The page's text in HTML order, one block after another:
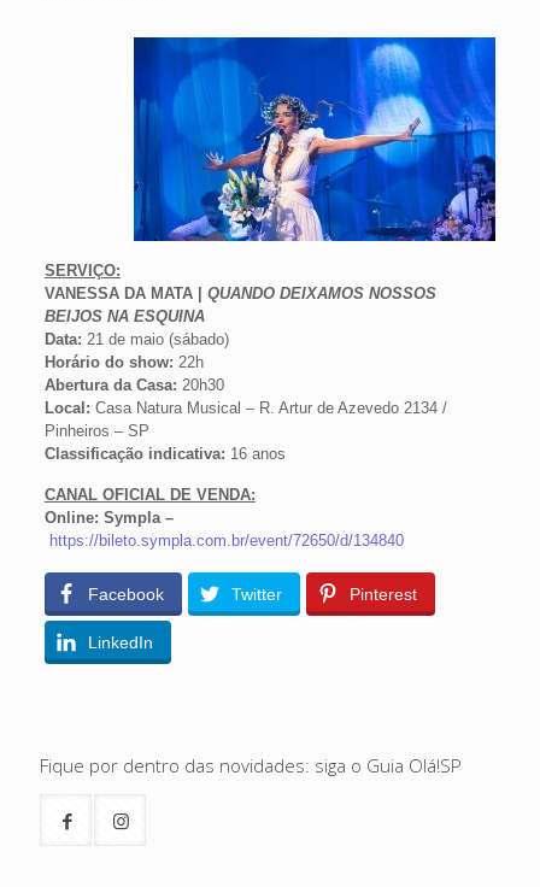
SERVIÇO:
VANESSA DA MATA | QUANDO DEIXAMOS NOSSOS
BEIJOS NA ESQUINA
Data: 21 de maio (sábado)
Horário do show: 22h
Abertura da Casa: 20h30
Local: Casa Natura Musical – R. Artur de Azevedo 2134 /
Pinheiros – SP
Classificação indicativa: 16 anos
CANAL OFICIAL DE VENDA:
Online: Sympla –
https://bileto.sympla.com.br/event/72650/d/134840
Facebook Twitter Pinterest
LinkedIn
Fique por dentro das novidades: siga o Guia Olá!SP